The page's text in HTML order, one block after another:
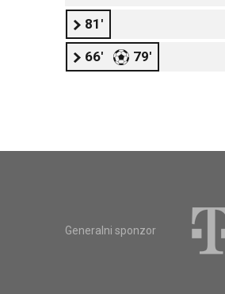
81'
66' 79'
Generalni sponzor